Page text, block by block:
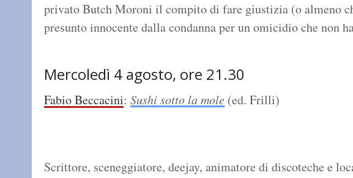
privato Butch Moroni il compito di fare giustizia (o almeno
presunto innocente dalla condanna per un omicidio che non
Mercoledì 4 agosto, ore 21.30
Fabio Beccacini: Sushi sotto la mole (ed. Frilli)
Scrittore, sceneggiatore, deejay, animatore di discoteche e